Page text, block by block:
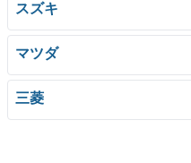
スズキ
マツダ
三菱